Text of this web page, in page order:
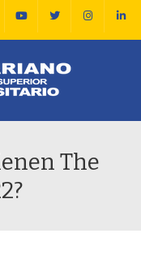
The